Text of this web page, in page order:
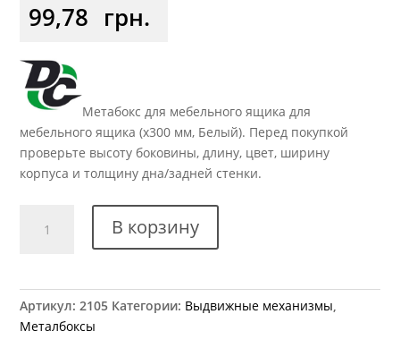
99,78 грн.
Метабокс для мебельного ящика для
мебельного ящика (x300 мм, Белый). Перед покупкой
проверьте высоту боковины, длину, цвет, ширину
корпуса и толщину дна/задней стенки.
товара
длина
В корзину
Артикул:2105 Категории: Выдвижные механизмы,
Металбоксы